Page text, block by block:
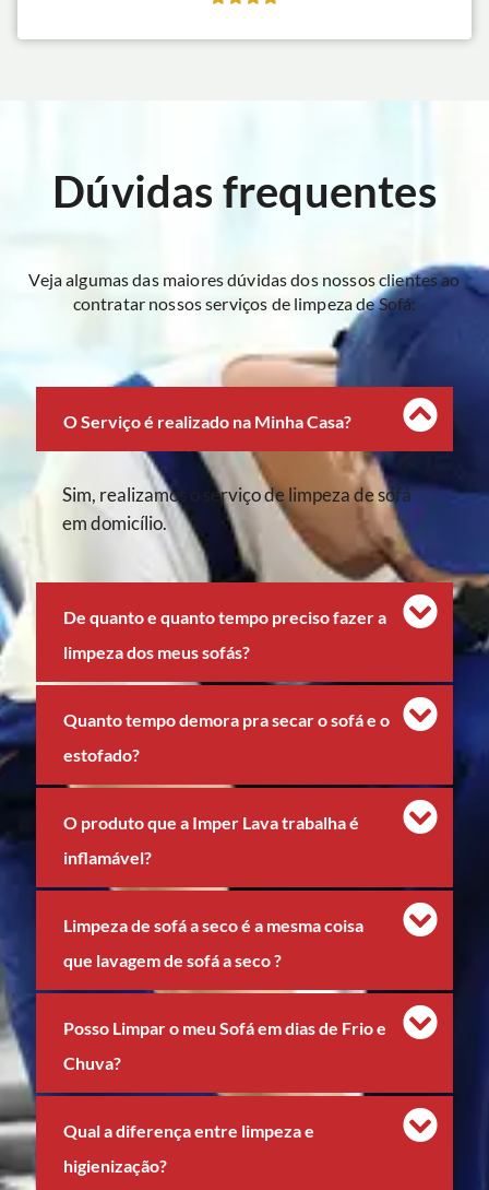
Dúvidas frequentes
Veja algumas das maiores dúvidas dos nossos clientes ao
contratar nossos serviços de limpeza de Sofá:
O Serviço é realizado na Minha Casa?
Sim, realizamos o serviço de limpeza de sofá
em domicílio.
De quanto e quanto tempo preciso fazer a
limpeza dos meus sofás?
Quanto tempo demora pra secar o sofá e o
estofado?
O produto que a Imper Lava trabalha é
inflamável?
Limpeza de sofá a seco é a mesma coisa
que lavagem de sofá a seco ?
Posso Limpar o meu Sofá em dias de Frio e
Chuva?
Qual a diferença entre limpeza e
higienização?